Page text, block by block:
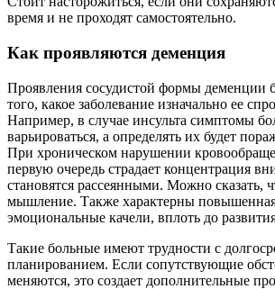
время и не проходят самостоятельно.
Как проявляются деменция
Проявления сосудистой формы деменции
того, какое заболевание изначально ее
Например, в случае инсульта симптомы
варьироваться, а определять их будет
При хроническом нарушении
первую очередь страдает концентрация
становятся рассеянными. Можно сказать,
мышление. Также характерны
эмоциональные качели, вплоть до
Такие больные имеют трудности с
планированием. Если сопутствующие
меняются, это создает дополнительные